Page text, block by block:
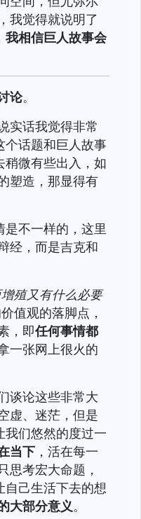
我觉得就说明了
我相信巨人故事会
论。
实话我觉得非常
个话题和巨人故事
稍微有些出入，如
塑造，那显得有
不一样的，这里
经，而是吉克和
殖又有什么必要
值观的落脚点，
，即任何事情都
一张网上很火的
谈论这些非常大
虚、迷茫，但是
我们悠然的度过一
当下 ，活在每一
思考宏大命题，
自己生活下去的想
大部分意义。